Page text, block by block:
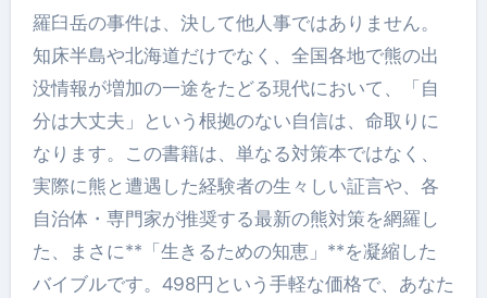
羅臼岳の事件は、決して他人事ではありません。
知床半島や北海道だけでなく、全国各地で熊の出
没情報が増加の一途をたどる現代において、「自
分は大丈夫」という根拠のない自信は、命取りに
なります。この書籍は、単なる対策本ではなく、
実際に熊と遭遇した経験者の生々しい証言や、各
自治体・専門家が推奨する最新の熊対策を網羅し
た、まさに**「生きるための知恵」**を凝縮した
バイブルです。498円という手軽な価格で、あなた